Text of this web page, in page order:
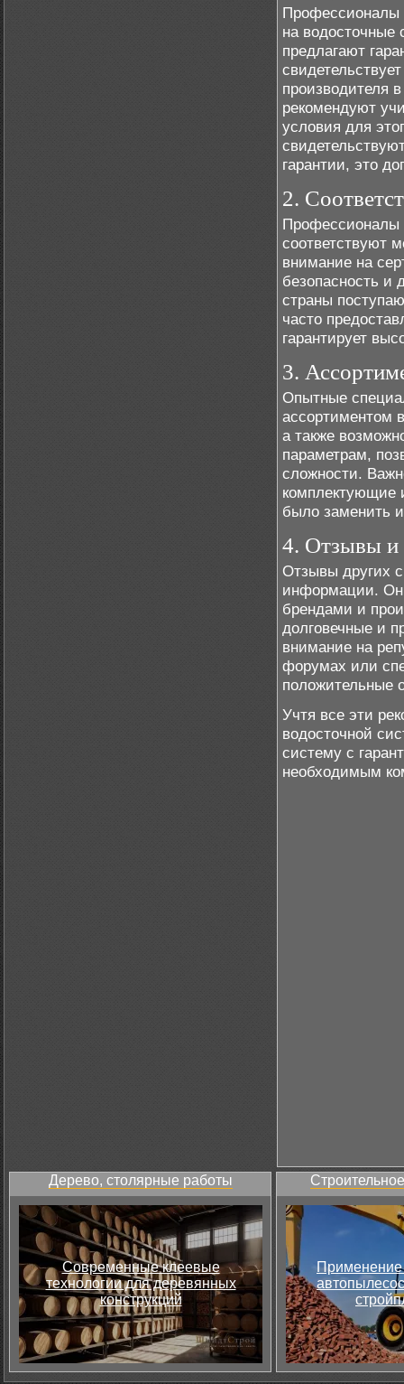
Профессионалы
на водосточные
предлагают
производителя
рекомендуют
условия для
гарантии, это
2.
Профессионалы
соответствуют
внимание на
безопасность и
страны
часто
гарантирует
3.
Опытные
ассортиментом
а также
параметрам,
сложности.
комплектующие
было заменить
4. Отзывы и
Отзывы других
информации.
брендами и
долговечные и
внимание на
форумах или
положительные
Учтя все эти
водосточной
систему с
необходимым
Дерево, столярные работы
Современные клеевые
технологии для деревянных
конструкций
Применение